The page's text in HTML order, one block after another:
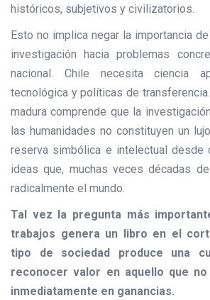
históricos, subjetivos y civilizatorios.
Esto no implica negar la importancia
investigación hacia problemas
nacional. Chile necesita ciencia
tecnológica y políticas de
madura comprende que la
las humanidades no constituyen un
reserva simbólica e intelectual desde
ideas que, muchas veces décadas
radicalmente el mundo.
Tal vez la pregunta más
trabajos genera un libro en el
tipo de sociedad produce una
reconocer valor en aquello que
inmediatamente en ganancias.